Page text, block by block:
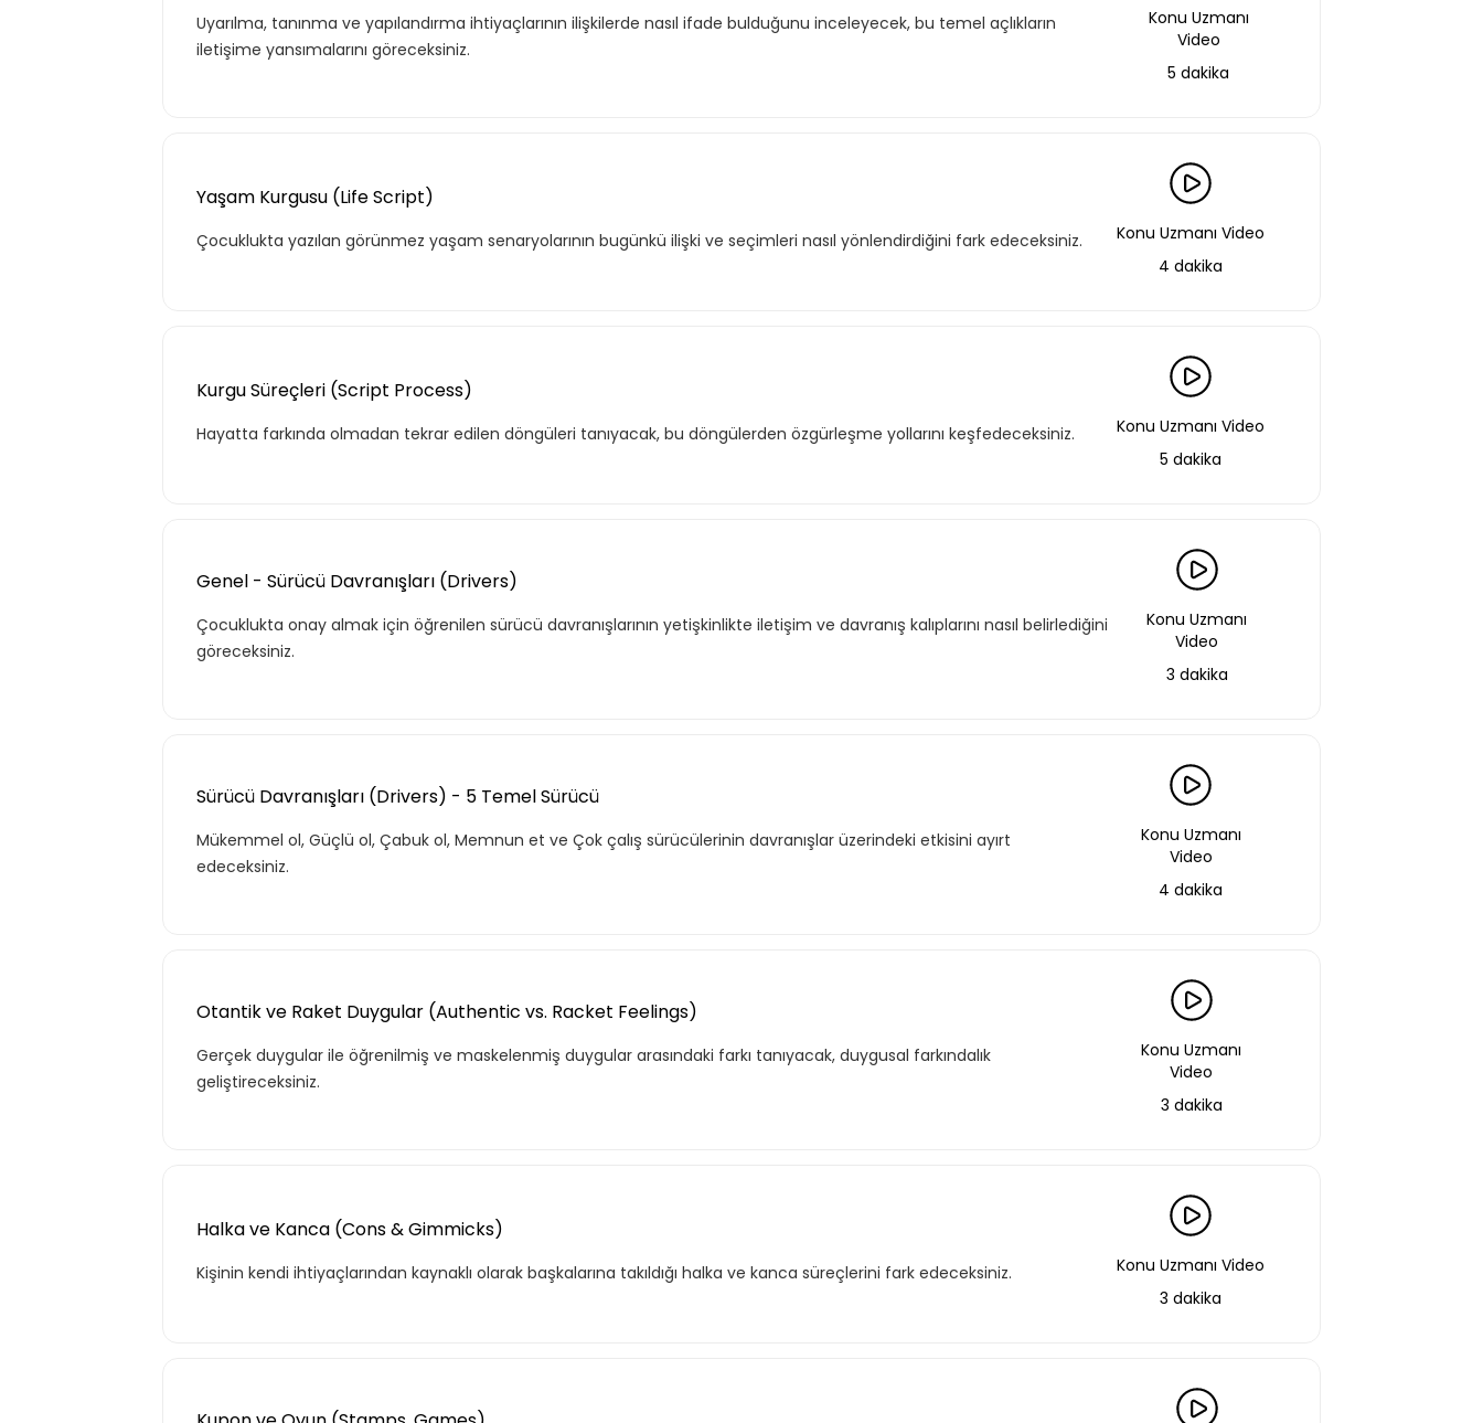
Uyarılma, tanınma ve yapılandırma ihtiyaçlarının ilişkilerde nasıl ifade bulduğunu inceleyecek, bu temel açlıkların
iletişime yansımalarını göreceksiniz.
Konu Uzmanı
Video
5 dakika
Yaşam Kurgusu (Life Script)
Çocuklukta yazılan görünmez yaşam senaryolarının bugünkü ilişki ve seçimleri nasıl yönlendirdiğini fark edeceksiniz.
Konu Uzmanı Video
4 dakika
Kurgu Süreçleri (Script Process)
Hayatta farkında olmadan tekrar edilen döngüleri tanıyacak, bu döngülerden özgürleşme yollarını keşfedeceksiniz.
Konu Uzmanı Video
5 dakika
Genel - Sürücü Davranışları (Drivers)
Çocuklukta onay almak için öğrenilen sürücü davranışlarının yetişkinlikte iletişim ve davranış kalıplarını nasıl belirlediğini
göreceksiniz.
Konu Uzmanı
Video
3 dakika
Sürücü Davranışları (Drivers) - 5 Temel Sürücü
Mükemmel ol, Güçlü ol, Çabuk ol, Memnun et ve Çok çalış sürücülerinin davranışlar üzerindeki etkisini ayırt
edeceksiniz.
Konu Uzmanı
Video
4 dakika
Otantik ve Raket Duygular (Authentic vs. Racket Feelings)
Gerçek duygular ile öğrenilmiş ve maskelenmiş duygular arasındaki farkı tanıyacak, duygusal farkındalık
geliştireceksiniz.
Konu Uzmanı
Video
3 dakika
Halka ve Kanca (Cons & Gimmicks)
Kişinin kendi ihtiyaçlarından kaynaklı olarak başkalarına takıldığı halka ve kanca süreçlerini fark edeceksiniz.
Konu Uzmanı Video
3 dakika
hayatı için gerekli olabilecek, ana konuları ve yetkinlikleri
kapsar.
deneyimleri haline getirdiğimiz gelişim yolculukları; liderlik
eğitimleri ve yenilikçi öğrenme yöntemleri ile hazırlanmış